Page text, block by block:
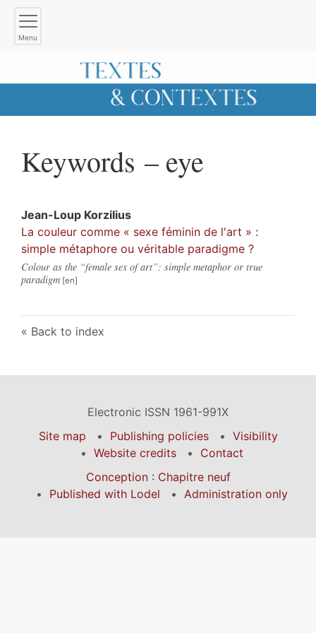
Menu
Keywords – eye
Jean-Loup Korzilius
La couleur comme « sexe féminin de l'art » :
simple métaphore ou véritable paradigme ?
Colour as the “female sex of art”: simple metaphor or true
paradigm
Back to index
Electronic ISSN 1961-991X
Site map
Publishing policies
Visibility
Website credits
Contact
Conception : Chapitre neuf
Published with Lodel
Administration only